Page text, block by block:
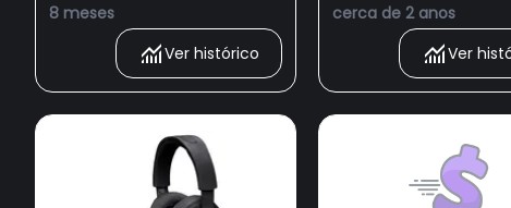
8 meses
Ver histórico
cerca de 2 anos
Ver